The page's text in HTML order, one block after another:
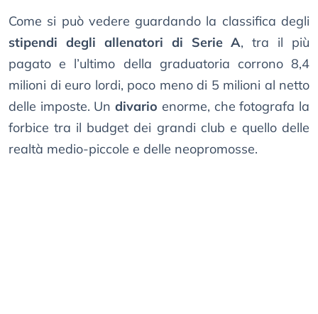
Come si può vedere guardando la classifica degli
stipendi degli allenatori di Serie A, tra il più
pagato e l’ultimo della graduatoria corrono 8,4
milioni di euro lordi, poco meno di 5 milioni al netto
delle imposte. Undivario enorme, che fotografa la
forbice tra il budget dei grandi club e quello delle
realtà medio-piccole e delle neopromosse.